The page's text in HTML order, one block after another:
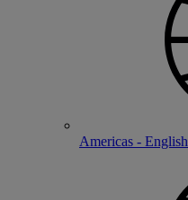
Americas - English